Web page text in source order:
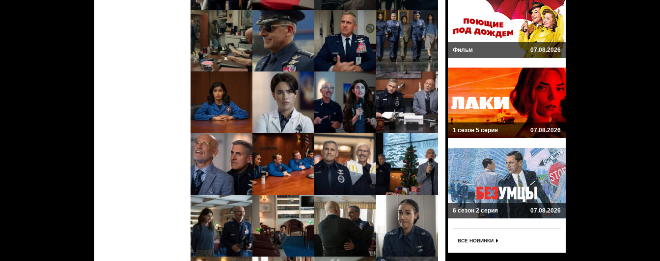
Фильм 07.08.2026
1 сезон 5 серия 07.08.2026
6 сезон 2 серия 07.08.2026
ВСЕ НОВИНКИ